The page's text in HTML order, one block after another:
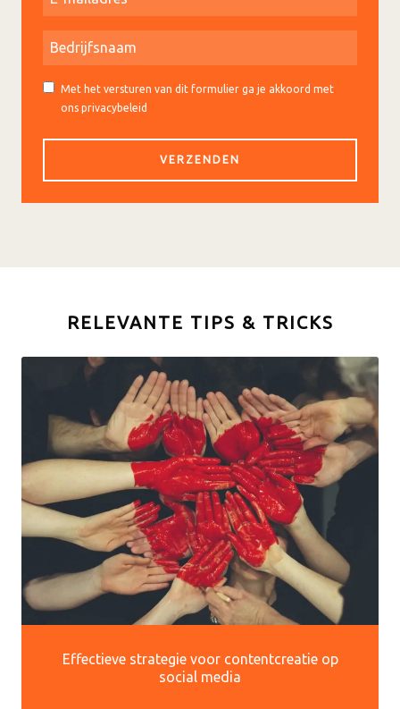
Met het versturen van dit formulier ga je akkoord met
ons privacybeleid
RELEVANTE TIPS & TRICKS
Effectieve strategie voor contentcreatie op
social media